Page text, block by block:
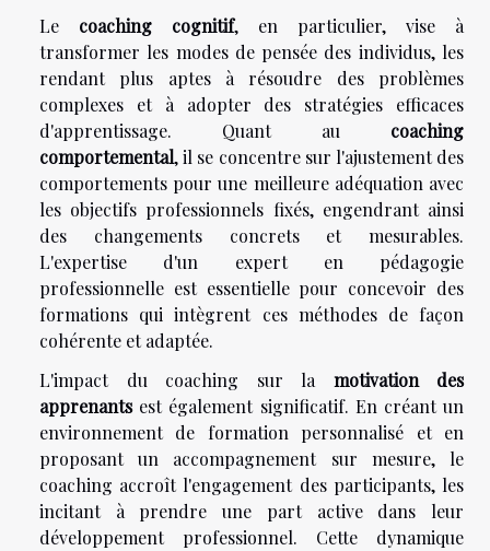
Le coaching cognitif, en particulier, vise à
transformer les modes de pensée des individus, les
rendant plus aptes à résoudre des problèmes
complexes et à adopter des stratégies efficaces
d'apprentissage. Quant au coaching
comportemental, il se concentre sur l'ajustement des
comportements pour une meilleure adéquation avec
les objectifs professionnels fixés, engendrant ainsi
des changements concrets et mesurables.
L'expertise d'un expert en pédagogie
professionnelle est essentielle pour concevoir des
formations qui intègrent ces méthodes de façon
cohérente et adaptée.
L'impact du coaching sur la motivation des
apprenantsest également significatif. En créant un
environnement de formation personnalisé et en
proposant un accompagnement sur mesure, le
coaching accroît l'engagement des participants, les
incitant à prendre une part active dans leur
développement professionnel. Cette dynamique